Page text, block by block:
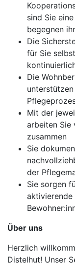
sind Sie
begegnen
Die
für Sie
Die
Mit der
arbeiten Sie
zusammen
Sie
der
Sie sorgen
aktivierende
Über uns
Herzlich
Distelhut! Unser